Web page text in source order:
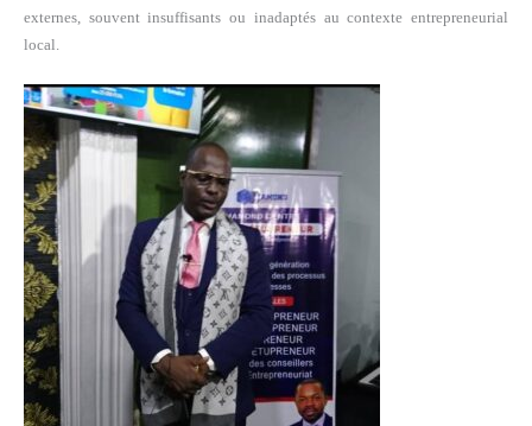
externes, souvent insuffisants ou inadaptés au contexte entrepreneurial
local.